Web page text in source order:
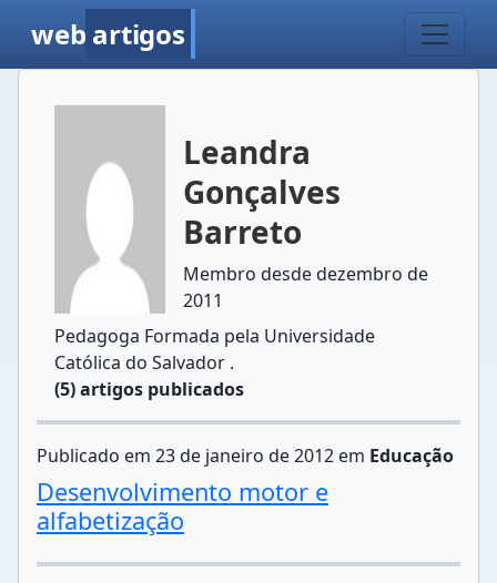
web artigos
Leandra
Gonçalves
Barreto
Membro desde dezembro de
2011
Pedagoga Formada pela Universidade
Católica do Salvador .
(5) artigos publicados
Publicado em 23 de janeiro de 2012 em Educação
Desenvolvimento motor e
alfabetização